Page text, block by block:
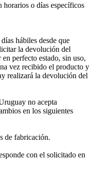
horarios o días específicos
hábiles desde que
la devolución del
perfecto estado, sin uso,
vez recibido el producto y
realizará la devolución del
no acepta
en los siguientes
de fabricación.
con el solicitado en